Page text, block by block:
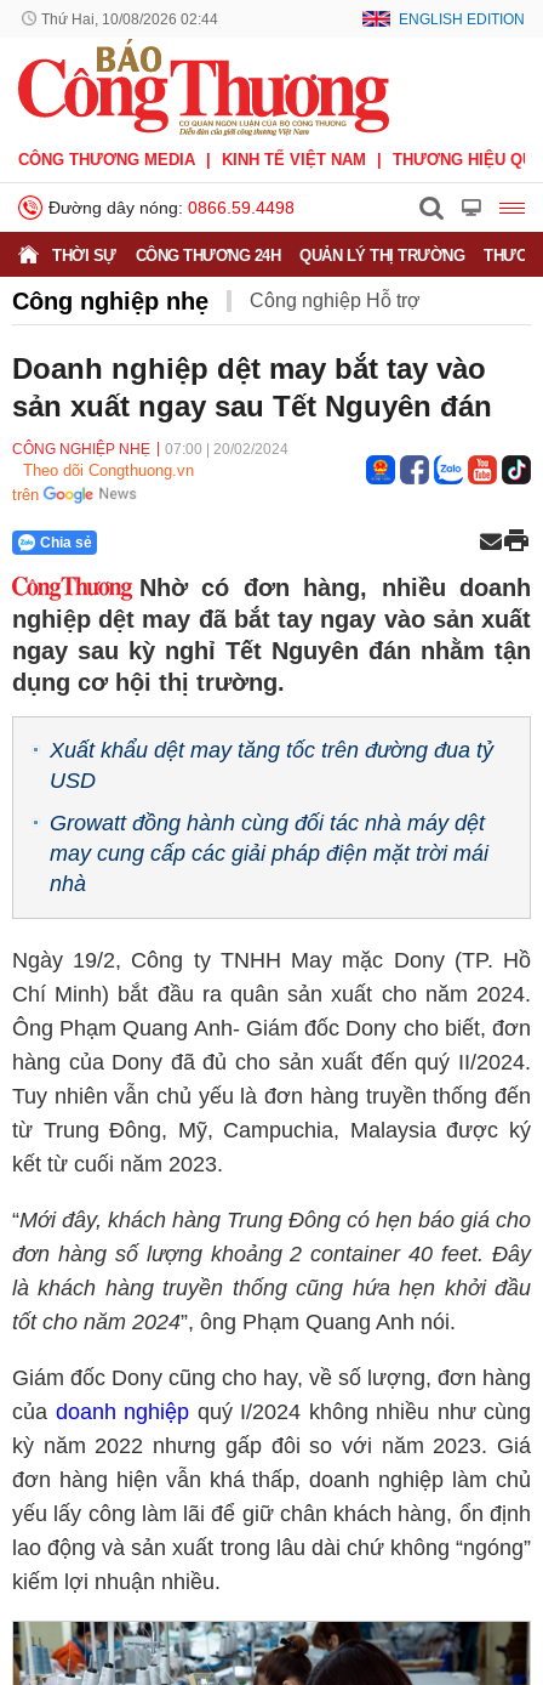
Thứ Hai, 10/08/2026 02:44 ENGLISH EDITION
CÔNG THƯƠNG MEDIA KINH TẾ VIỆT NAM THƯƠNG HIỆU
Đường dây nóng: 0866.59.4498
THỜI SỰ CÔNG THƯƠNG 24H QUẢN LÝ THỊ TRƯỜNG
Công nghiệp nhẹ Công nghiệp Hỗ trợ
Công nghiệp nhẹ
Công nghiệp quốc phòng Khuyến công
Doanh nghiệp dệt may bắt tay vào
sản xuất ngay sau Tết Nguyên đán
CÔNG NGHIỆP NHẸ 07:00 20/02/2024
Theo dõi Congthuong.vn
trên
Chia sẻ
Nhờ có đơn hàng, nhiều doanh
nghiệp dệt may đã bắt tay ngay vào sản xuất
ngay sau kỳ nghỉ Tết Nguyên đán nhằm tận
dụng cơ hội thị trường.
Xuất khẩu dệt may tăng tốc trên đường đua tỷ
USD
Growatt đồng hành cùng đối tác nhà máy dệt
may cung cấp các giải pháp điện mặt trời mái
nhà
Ngày 19/2, Công ty TNHH May mặc Dony (TP. Hồ
Chí Minh) bắt đầu ra quân sản xuất cho năm 2024.
Ông Phạm Quang Anh- Giám đốc Dony cho biết, đơn
hàng của Dony đã đủ cho sản xuất đến quý II/2024.
Tuy nhiên vẫn chủ yếu là đơn hàng truyền thống đến
từ Trung Đông, Mỹ, Campuchia, Malaysia được ký
kết từ cuối năm 2023.
“Mới đây, khách hàng Trung Đông có hẹn báo giá cho
đơn hàng số lượng khoảng 2 container 40 feet. Đây
là khách hàng truyền thống cũng hứa hẹn khởi đầu
tốt cho năm 2024”, ông Phạm Quang Anh nói.
Giám đốc Dony cũng cho hay, về số lượng, đơn hàng
của doanh nghiệp quý I/2024 không nhiều như cùng
kỳ năm 2022 nhưng gấp đôi so với năm 2023. Giá
đơn hàng hiện vẫn khá thấp, doanh nghiệp làm chủ
yếu lấy công làm lãi để giữ chân khách hàng, ổn định
lao động và sản xuất trong lâu dài chứ không “ngóng”
kiếm lợi nhuận nhiều.